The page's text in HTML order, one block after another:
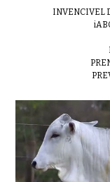
INVENCIVEL